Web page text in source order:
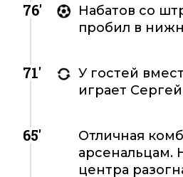
76'
Набатов со
пробил в
71'
У гостей
играет
65'
Отличная
арсенальцам.
центра